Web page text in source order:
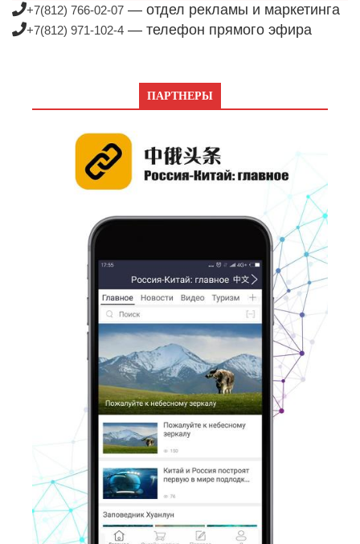
+7(812) 766-02-07 — отдел рекламы и маркетинга
+7(812) 971-102-4 — телефон прямого эфира
ПАРТНЕРЫ